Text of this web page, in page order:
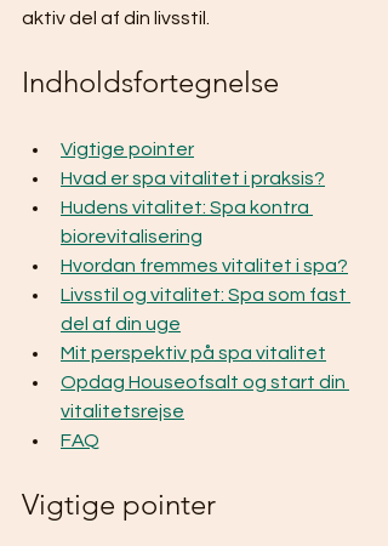
aktiv del af din livsstil.
Indholdsfortegnelse
Vigtige pointer
Hvad er spa vitalitet i praksis?
Hudens vitalitet: Spa kontra
biorevitalisering
Hvordan fremmes vitalitet i spa?
Livsstil og vitalitet: Spa som fast
del af din uge
Mit perspektiv på spa vitalitet
Opdag Houseofsalt og start din
vitalitetsrejse
FAQ
Vigtige pointer